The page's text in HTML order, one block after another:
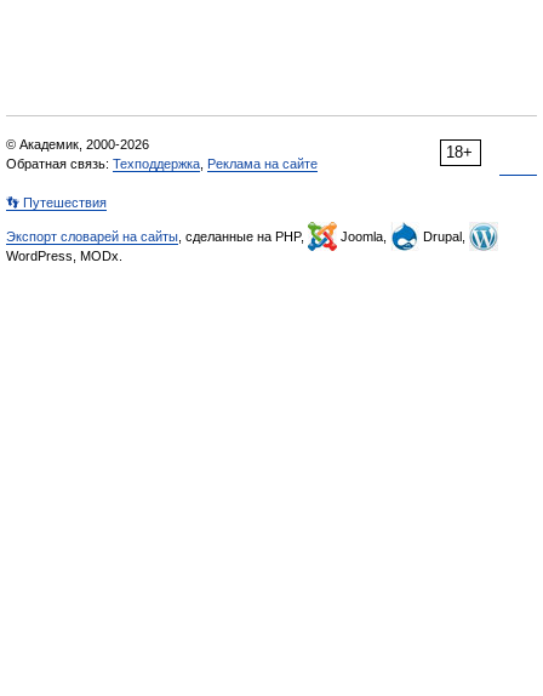
18+
© Академик, 2000-2026
Обратная связь: Техподдержка Реклама на сайте
👣 Путешествия
Экспорт словарей на сайты , сделанные на PHP, Joomla,
Drupal,
WordPress, MODx.